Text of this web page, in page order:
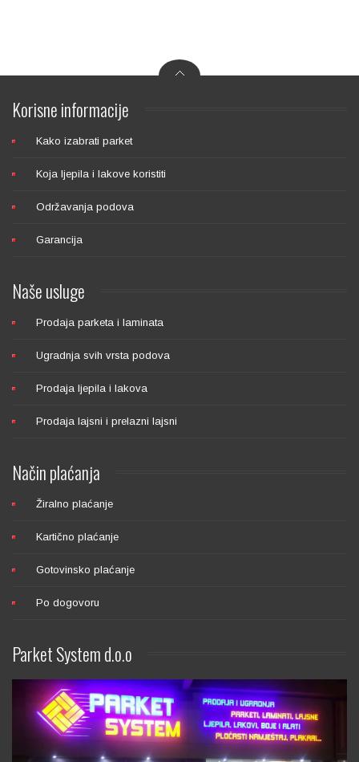
Korisneinformacije
Kako izabrati parket
Koja ljepila i lakove koristiti
Održavanja podova
Garancija
Našeusluge
Prodaja parketa i laminata
Ugradnja svih vrsta podova
Prodaja ljepila i lakova
Prodaja lajsni i prelazni lajsni
Načinplaćanja
Žiralno plaćanje
Kartično plaćanje
Gotovinsko plaćanje
Po dogovoru
ParketSystem d.o.o